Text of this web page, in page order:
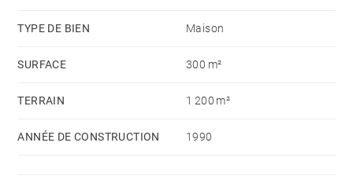
proximité immédiate avec les commerces et les
TYPE DE BIEN Maison
SURFACE 300 m²
TERRAIN 1 200 m²
ANNÉE DE CONSTRUCTION 1990